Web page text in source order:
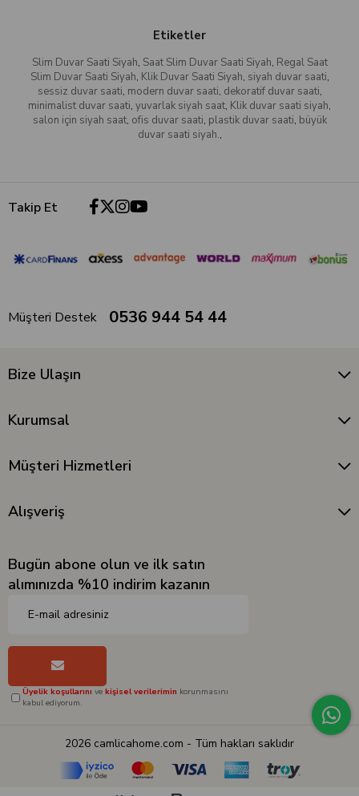
Etiketler
Slim Duvar Saati Siyah, Saat Slim Duvar Saati Siyah, Regal Saat
Slim Duvar Saati Siyah, Klik Duvar Saati Siyah, siyah duvar saati,
sessiz duvar saati, modern duvar saati, dekoratif duvar saati,
minimalist duvar saati, yuvarlak siyah saat, Klik duvar saati siyah,
salon için siyah saat, ofis duvar saati, plastik duvar saati, büyük
duvar saati siyah.,
Takip Et
Müşteri Destek 0536 944 54 44
Bize Ulaşın
Kurumsal
Müşteri Hizmetleri
Alışveriş
Bugün abone olun ve ilk satın
alımınızda %10 indirim kazanın
Üyelik koşullarını ve kişisel verilerimin korunmasını
kabul ediyorum.
2026 camlicahome.com - Tüm hakları saklıdır